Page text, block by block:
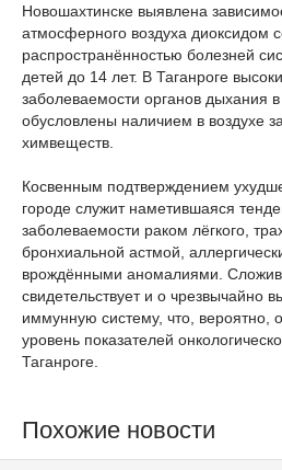
Новошахтинске выявлена
атмосферного воздуха диоксидом
распространённостью болезней
детей до 14 лет. В Таганроге
заболеваемости органов дыхания
обусловлены наличием в воздухе
химвеществ.
Косвенным подтверждением
городе служит наметившаяся
заболеваемости раком лёгкого,
бронхиальной астмой,
врождёнными аномалиями.
свидетельствует и о чрезвычайно
иммунную систему, что, вероятно,
уровень показателей
Таганроге.
Похожие новости